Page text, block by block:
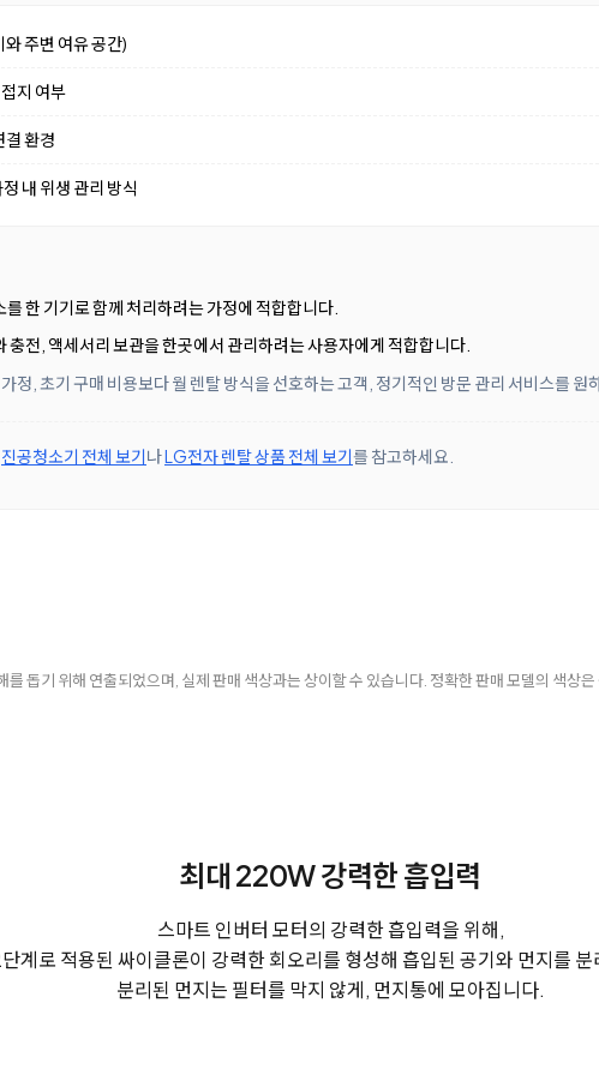
주변 여유 공간)
지 여부
결 환경
내 위생 관리 방식
한 기기로 함께 처리하려는 가정에 적합합니다.
충전, 액세서리 보관을 한곳에서 관리하려는 사용자에게 적합합니다.
정, 초기 구매 비용보다 월 렌탈 방식을 선호하는 고객, 정기적인 방문 관리 서비스를 원
진공청소기 전체 보기나LG전자 렌탈 상품 전체 보기를 참고하세요.
돕기 위해 연출되었으며, 실제 판매 색상과는 상이할 수 있습니다. 정확한 판매 모델의 색상
최대 220W 강력한 흡입력
스마트 인버터 모터의 강력한 흡입력을 위해,
계로 적용된 싸이클론이 강력한 회오리를 형성해 흡입된 공기와 먼지를
분리된 먼지는 필터를 막지 않게, 먼지통에 모아집니다.